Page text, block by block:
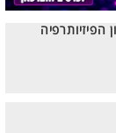
הפיזיותרפיה